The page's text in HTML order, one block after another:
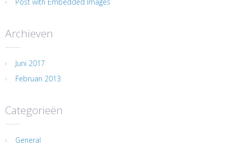
Archieven
Juni 2017
Februari 2013
Categorieën
General